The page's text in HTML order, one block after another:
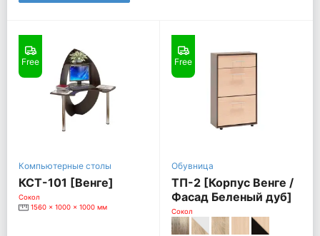
Free
Компьютерные столы
КСТ-101 [Венге]
Сокол
1560 x 1000 x 1000 мм
Free
Обувница
ТП-2 [Корпус Венге /
Фасад Беленый дуб]
Сокол